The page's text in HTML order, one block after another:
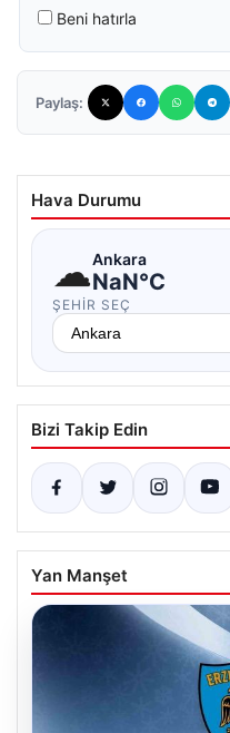
Beni hatırla
Paylaş:
Hava Durumu
☁Ankara
NaN°C
ŞEHIR SEÇ
Bizi Takip Edin
Yan Manşet